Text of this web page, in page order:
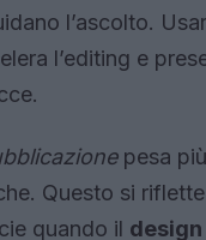
l’ascolto.
l’editing e
pesa
Questo si
quando il